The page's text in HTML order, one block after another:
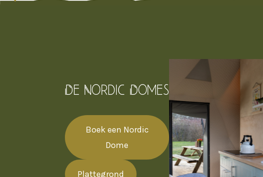
De Nordic Domes
Boek een Nordic
Dome
Plattegrond